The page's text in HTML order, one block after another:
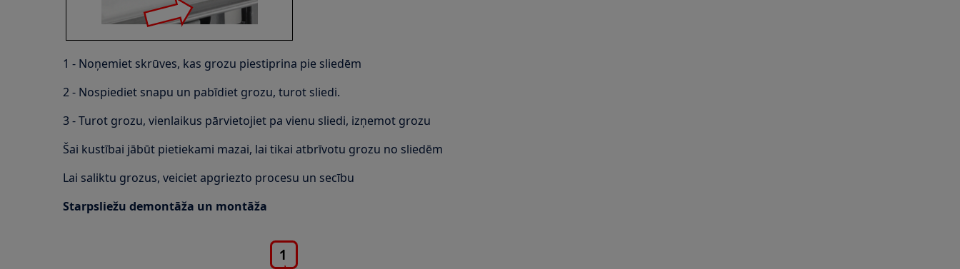
1 - Noņemiet skrūves, kas grozu piestiprina pie sliedēm
2 - Nospiediet snapu un pabīdiet grozu, turot sliedi.
3 - Turot grozu, vienlaikus pārvietojiet pa vienu sliedi, izņemot grozu
Šai kustībai jābūt pietiekami mazai, lai tikai atbrīvotu grozu no sliedēm
Lai saliktu grozus, veiciet apgriezto procesu un secību
Starpsliežu demontāža un montāža